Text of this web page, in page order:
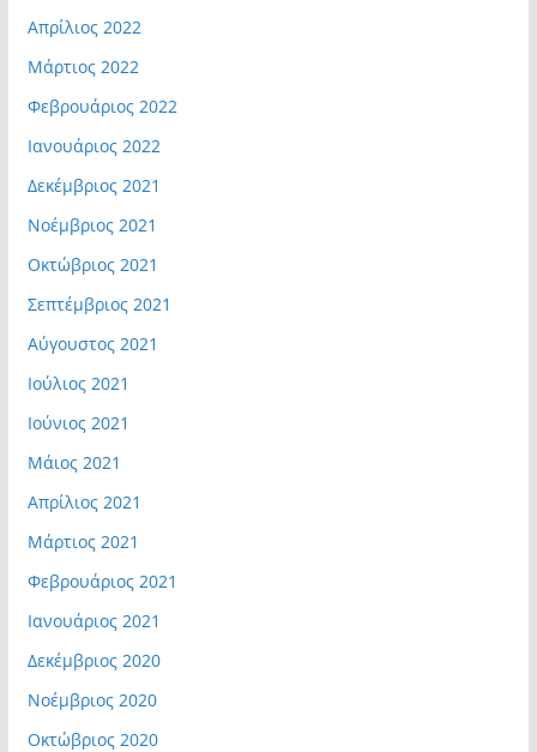
Απρίλιος 2022
Μάρτιος 2022
Φεβρουάριος 2022
Ιανουάριος 2022
Δεκέμβριος 2021
Νοέμβριος 2021
Οκτώβριος 2021
Σεπτέμβριος 2021
Αύγουστος 2021
Ιούλιος 2021
Ιούνιος 2021
Μάιος 2021
Απρίλιος 2021
Μάρτιος 2021
Φεβρουάριος 2021
Ιανουάριος 2021
Δεκέμβριος 2020
Νοέμβριος 2020
Οκτώβριος 2020